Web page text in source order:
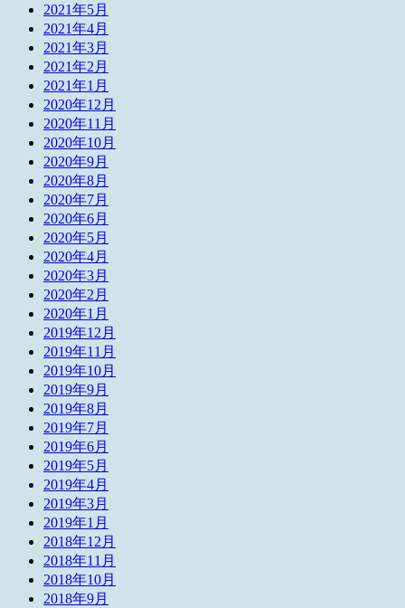
2021年5月
2021年4月
2021年3月
2021年2月
2021年1月
2020年12月
2020年11月
2020年10月
2020年9月
2020年8月
2020年7月
2020年6月
2020年5月
2020年4月
2020年3月
2020年2月
2020年1月
2019年12月
2019年11月
2019年10月
2019年9月
2019年8月
2019年7月
2019年6月
2019年5月
2019年4月
2019年3月
2019年1月
2018年12月
2018年11月
2018年10月
2018年9月